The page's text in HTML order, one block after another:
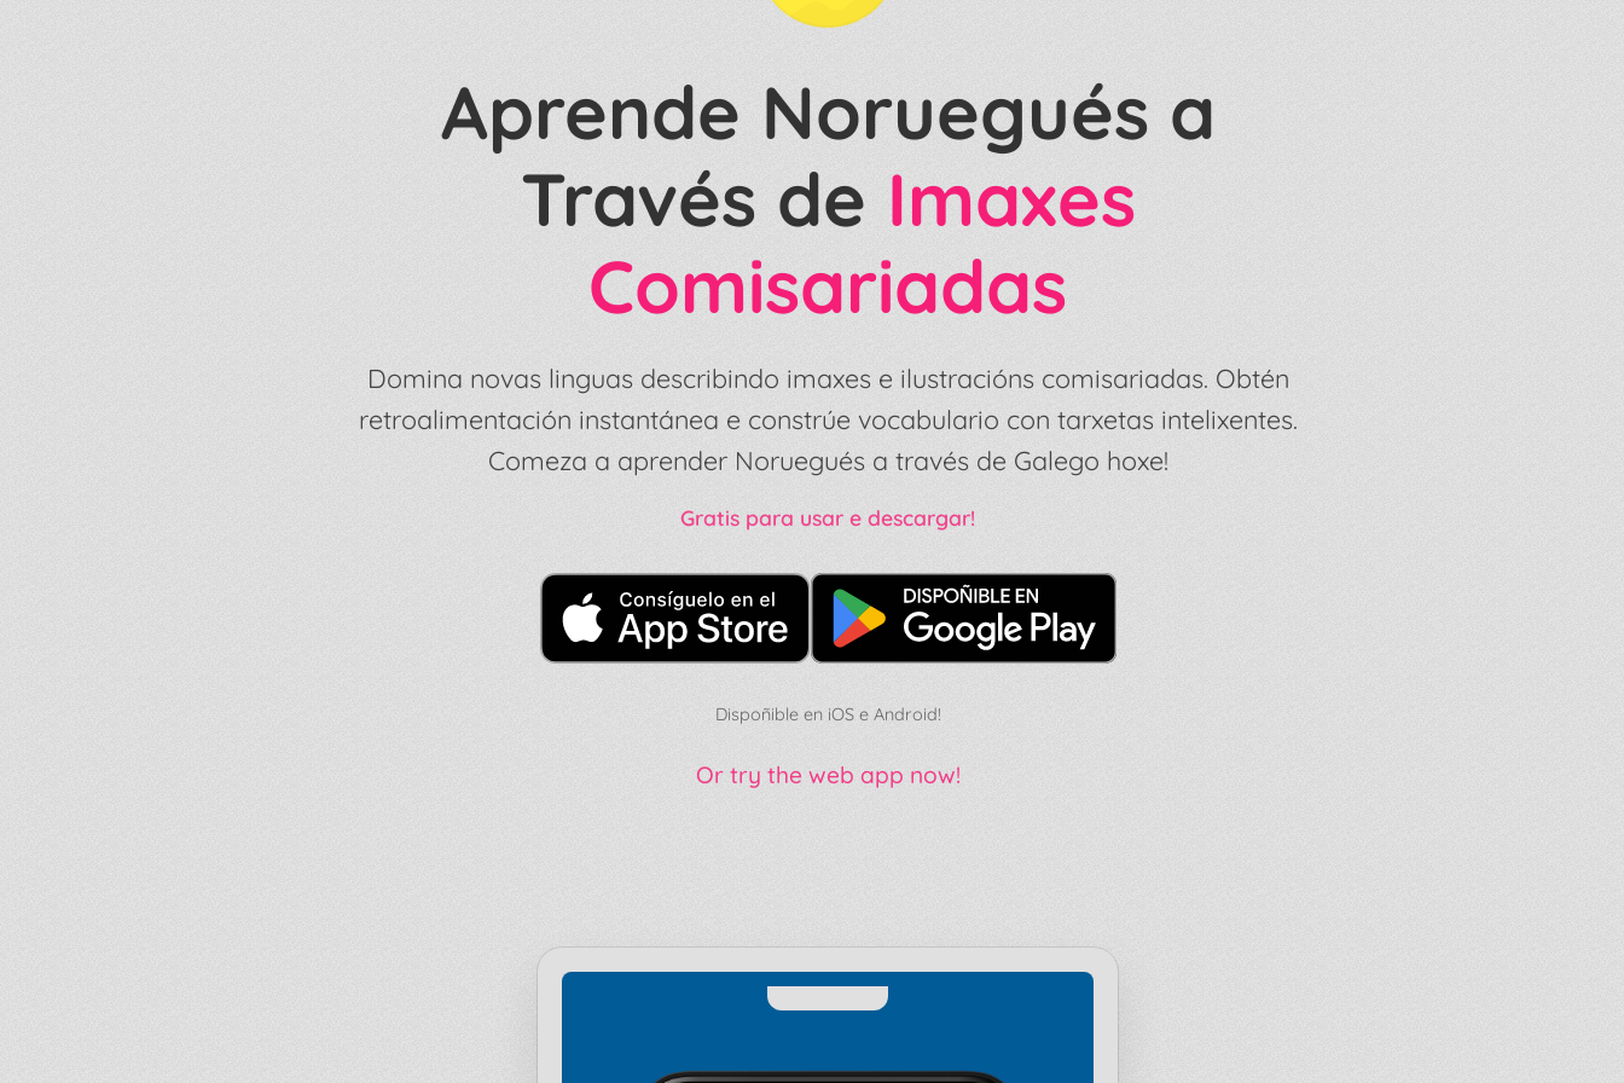
Aprende Noruegués a
Través de Imaxes
Comisariadas
Domina novas linguas describindo imaxes e ilustracións comisariadas. Obtén
retroalimentación instantánea e constrúe vocabulario con tarxetas intelixentes.
Comeza a aprender Noruegués a través de Galego hoxe!
Gratis para usar e descargar!
Dispoñible en iOS e Android!
Or try the web app now!